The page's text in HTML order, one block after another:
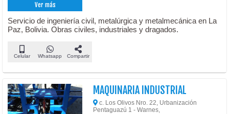
Ver más
Servicio de ingeniería civil, metalúrgica y metalmecánica en La
Paz, Bolivia. Obras civiles, industriales y dragados.
Celular Whatsapp Compartir
MAQUINARIA INDUSTRIAL
c. Los Olivos Nro. 22, Urbanización
Pentaguazú 1 - Warnes,